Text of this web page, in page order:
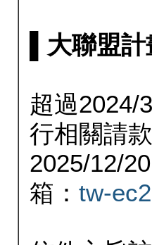
▌大聯盟
超過2024/
行相關請
2025/12/
箱： tw-